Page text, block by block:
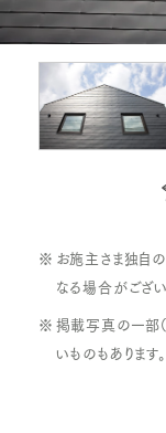
お施主さま独自
なる場合がござい
掲載写真の一部
いものもあります